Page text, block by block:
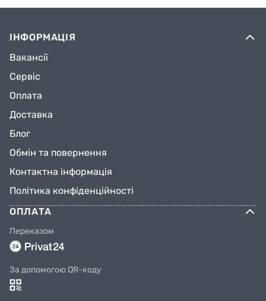
ІНФОРМАЦІЯ
Вакансії
Сервіс
Оплата
Доставка
Блог
Обмін та повернення
Контактна інформація
Політика конфіденційності
ОПЛАТА
Переказом
За допомогою QR-коду